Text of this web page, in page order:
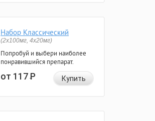
Набор Классический
(2x100мг, 4x20мг)
Попробуй и выбери наиболее
понравившийся препарат.
от 117Р Купить